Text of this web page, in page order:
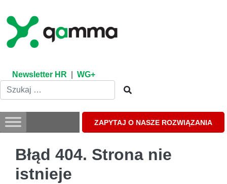
content
Newsletter HR WG+
ZAPYTAJ O NASZE ROZWIĄZANIA
Błąd 404. Strona nie
istnieje